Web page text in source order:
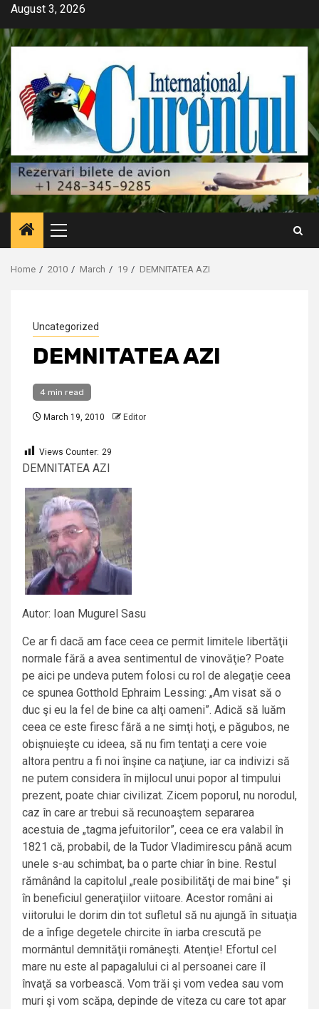
Skip
content
August 3, 2026
Primary
Menu
Home 2010 March 19 DEMNITATEA AZI
Uncategorized
DEMNITATEA AZI
4 min read
March 19, 2010 Editor
Views Counter: 29
DEMNITATEA AZI
Autor: Ioan Mugurel Sasu
Ce ar fi dacă am face ceea ce permit limitele libertăţii
normale fără a avea sentimentul de vinovăţie? Poate
pe aici pe undeva putem folosi cu rol de alegaţie ceea
ce spunea Gotthold Ephraim Lessing: „Am visat să o
duc şi eu la fel de bine ca alţi oameni”. Adică să luăm
ceea ce este firesc fără a ne simţi hoţi, e păgubos, ne
obişnuieşte cu ideea, să nu fim tentaţi a cere voie
altora pentru a fi noi înşine ca naţiune, iar ca indivizi să
ne putem considera în mijlocul unui popor al timpului
prezent, poate chiar civilizat. Zicem poporul, nu norodul,
caz în care ar trebui să recunoaştem separarea
acestuia de „tagma jefuitorilor”, ceea ce era valabil în
1821 că, probabil, de la Tudor Vladimirescu până acum
unele s-au schimbat, ba o parte chiar în bine. Restul
rămânând la capitolul „reale posibilităţi de mai bine” şi
în beneficiul generaţiilor viitoare. Acestor români ai
viitorului le dorim din tot sufletul să nu ajungă în situaţia
de a înfige degetele chircite în iarba crescută pe
mormântul demnităţii româneşti. Atenţie! Efortul cel
mare nu este al papagalului ci al persoanei care îl
învaţă sa vorbească. Vom trăi şi vom vedea sau vom
muri şi vom scăpa, depinde de viteza cu care tot apar